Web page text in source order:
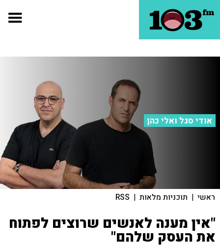
אודי סגל ואלי כהן
ראשי | תוכניות מלאות |
RSS
"אין מענה לאנשים שרוצים לפתוח
את העסק שלהם"